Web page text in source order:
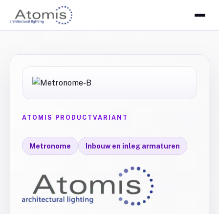
ATOMIS PRODUCTVARIANT
Metronome Inbouw en inleg armaturen